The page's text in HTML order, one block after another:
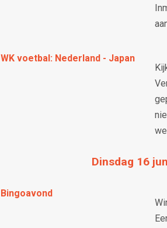
WK voetbal: Nederland - Japan
Dinsdag 16
Bingoavond